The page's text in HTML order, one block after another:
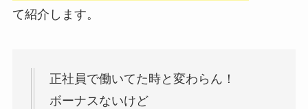
て紹介します。
正社員で働いてた時と変わらん！
ボーナスないけど